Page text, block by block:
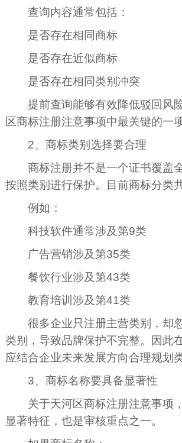
查询内容通常包括：
是否存在相同商标
是否存在近似商标
是否存在相同类别冲突
提前查询能够有效降低驳回风
区商标注册注意事项中最关键的一项
2、商标类别选择要合理
商标注册并不是一个证书覆盖
按照类别进行保护。目前商标分类
例如：
科技软件通常涉及第9类
广告营销涉及第35类
餐饮行业涉及第43类
教育培训涉及第41类
很多企业只注册主营类别，却
类别，导致品牌保护不完整。因此
应结合企业未来发展方向合理规划类
3、商标名称要具备显著性
关于天河区商标注册注意事项
显著特征，也是审核重点之一。